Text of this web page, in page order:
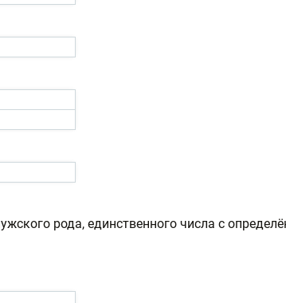
рода, единственного числа с